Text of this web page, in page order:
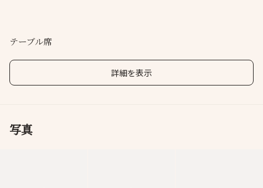
テーブル席
詳細を表示
写真